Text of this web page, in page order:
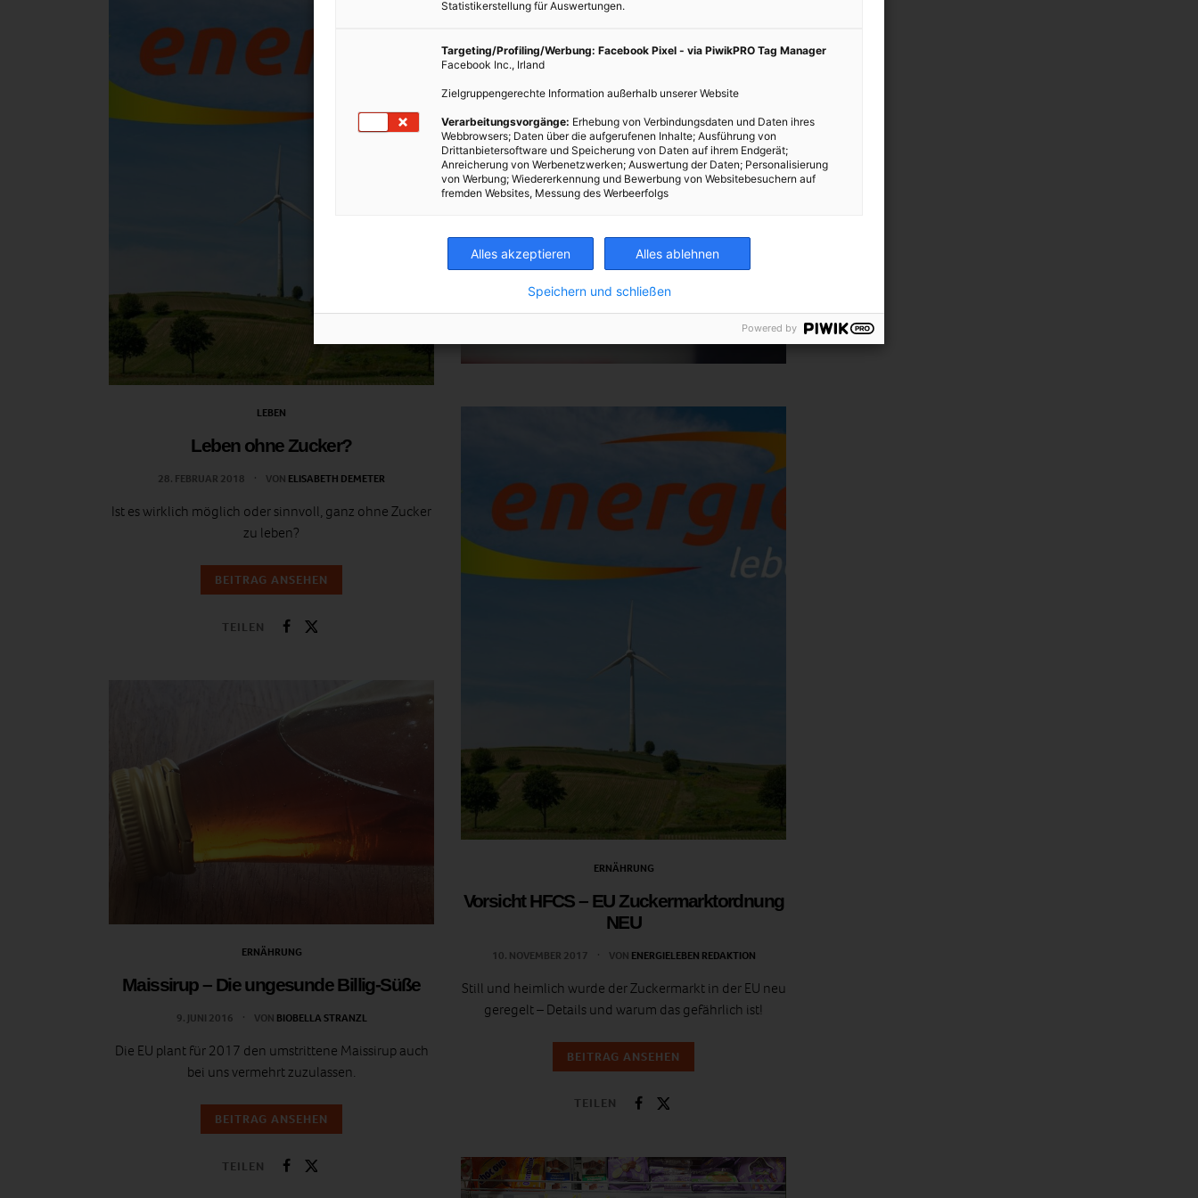
LEBEN
Leben ohne Zucker?
28. FEBRUAR 2018 VON ELISABETH DEMETER
Ist es wirklich möglich oder sinnvoll, ganz ohne Zucker
zu leben?
BEITRAG ANSEHEN
TEILEN
ERNÄHRUNG
Maissirup – Die ungesunde Billig-Süße
9. JUNI 2016 VON BIOBELLA STRANZL
Die EU plant für 2017 den umstrittene Maissirup auch
bei uns vermehrt zuzulassen.
BEITRAG ANSEHEN
TEILEN
schlecht werden
TEILEN
2. MAI 2018 MARTINA LIEL
ERNÄHRUNG
Vorsicht HFCS – EU Zuckermarktordnung
NEU
10. NOVEMBER 2017 VON ENERGIELEBEN REDAKTION
Still und heimlich wurde der Zuckermarkt in der EU neu
geregelt – Details und warum das gefährlich ist!
BEITRAG ANSEHEN
TEILEN
Statistikerstellung für Auswertungen.
Targeting/Profiling/Werbung: Facebook Pixel - via PiwikPRO Tag Manager
Facebook Inc., Irland
Zielgruppengerechte Information außerhalb unserer Website
Verarbeitungsvorgänge: Erhebung von Verbindungsdaten und Daten ihres
Webbrowsers; Daten über die aufgerufenen Inhalte; Ausführung von
Drittanbietersoftware und Speicherung von Daten auf ihrem Endgerät;
Anreicherung von Werbenetzwerken; Auswertung der Daten; Personalisierung
von Werbung; Wiedererkennung und Bewerbung von Websitebesuchern auf
fremden Websites, Messung des Werbeerfolgs
Alles akzeptieren Alles ablehnen
Speichern und schließen
Powered by